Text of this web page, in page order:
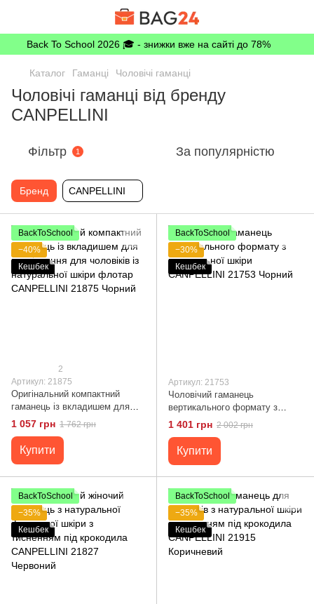
Back To School 2026 🎓 - знижки вже на сайті до 78%
Каталог Гаманці Чоловічі гаманці
Чоловічі гаманці від бренду
CANPELLINI
Фільтр 1 За популярністю
Бренд CANPELLINI
BackToSchool
−40%
Кешбек
2
Артикул: 21875
Оригінальний компактний
гаманець із вкладишем для
посвідчення для чоловіків із
натуральної шкіри флотар
CANPELLINI 21875 Чорний
1 057 грн 1 762 грн
Купити
BackToSchool
−30%
Кешбек
Артикул: 21753
Чоловічий гаманець
вертикального формату з
натуральної шкіри CANPELLINI
21753 Чорний
1 401 грн 2 002 грн
Купити
BackToSchool
−35%
Кешбек
BackToSchool
−35%
Кешбек